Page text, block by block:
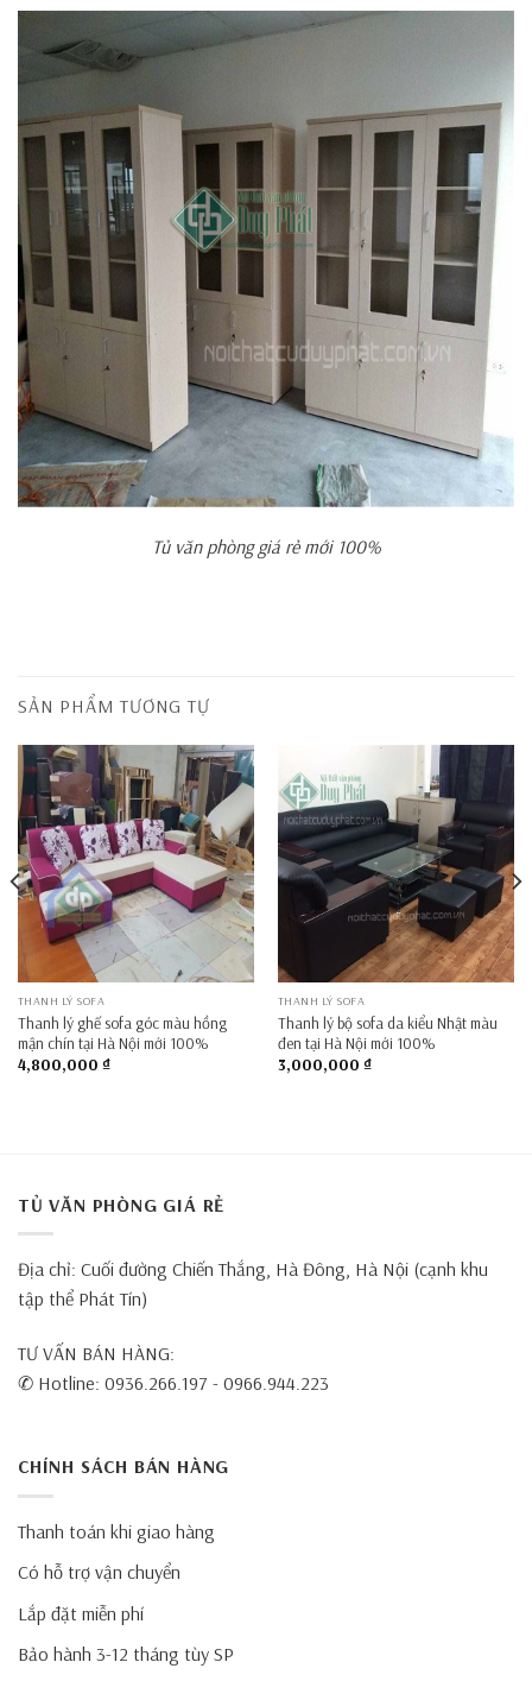
Tủ văn phòng giá rẻ mới 100%
SẢN PHẨM TƯƠNG TỰ
THANH LÝ SOFA
Thanh lý ghế sofa góc màu hồng
mận chín tại Hà Nội mới 100%
4,800,000 ₫
THANH LÝ SOFA
Thanh lý bộ sofa da kiểu Nhật màu
đen tại Hà Nội mới 100%
3,000,000 ₫
TỦ VĂN PHÒNG GIÁ RẺ
Địa chỉ: Cuối đường Chiến Thắng, Hà Đông, Hà Nội (cạnh khu
tập thể Phát Tín)
TƯ VẤN BÁN HÀNG:
✆ Hotline: 0936.266.197 - 0966.944.223
CHÍNH SÁCH BÁN HÀNG
Thanh toán khi giao hàng
Có hỗ trợ vận chuyển
Lắp đặt miễn phí
Bảo hành 3-12 tháng tùy SP